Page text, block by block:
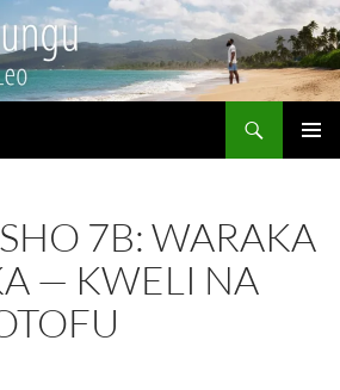
7B: WARAKA
— KWELI NA